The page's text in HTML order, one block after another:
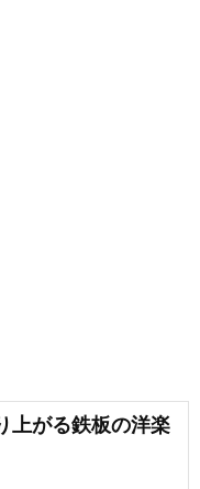
上がる鉄板の洋楽